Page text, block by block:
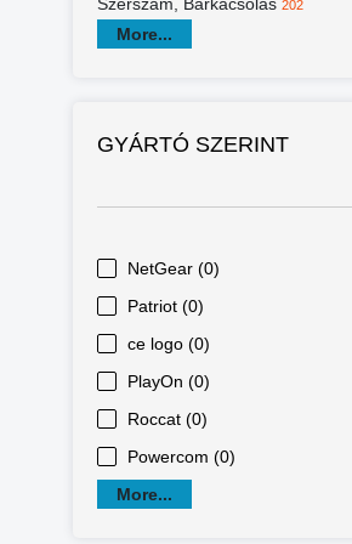
202
More...
GYÁRTÓ SZERINT
NetGear (0)
Patriot (0)
ce logo (0)
PlayOn (0)
Roccat (0)
Powercom (0)
More...